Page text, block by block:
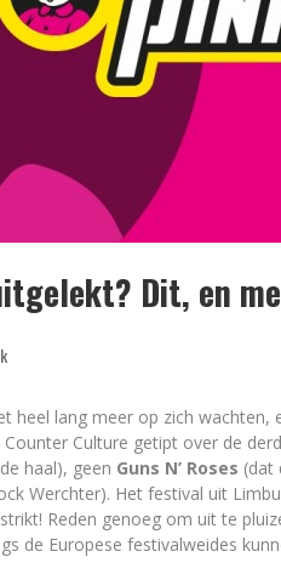
Dit, en
heel lang meer op zich wachten,
Culture getipt over de
haal), geen Guns N’ Roses (dat
Werchter). Het festival uit
Reden genoeg om uit te
de Europese festivalweides